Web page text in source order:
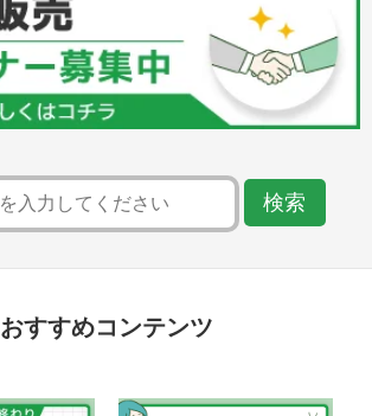
おすすめコンテンツ